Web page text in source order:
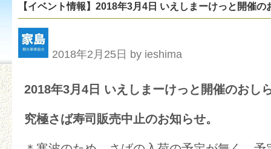
【イベント情報】2018年3月4日 いえしまーけっと開催の
2018年2月25日 by ieshima
2018年3月4日 いえしまーけっと開催のおし
究極さば寿司販売中止のお知らせ。